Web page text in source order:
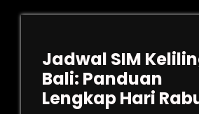
Jadwal SIM
Bali: Panduan
Lengkap Hari